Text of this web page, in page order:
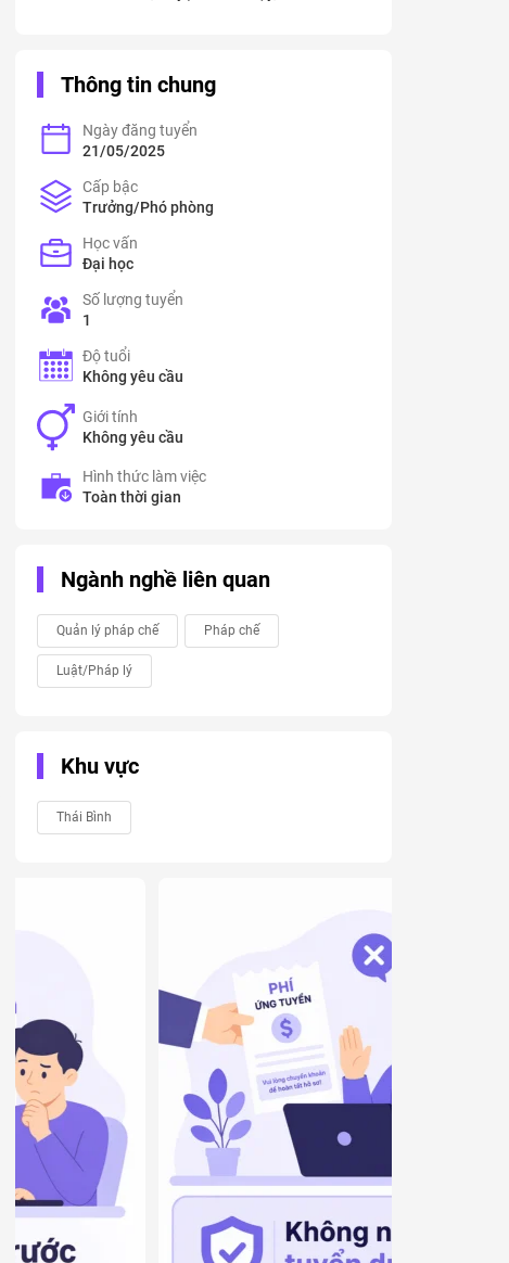
Thông tin chung
Ngày đăng tuyển
21/05/2025
Cấp bậc
Trưởng/Phó phòng
Học vấn
Đại học
Số lượng tuyển
1
Độ tuổi
Không yêu cầu
Giới tính
Không yêu cầu
Hình thức làm việc
Toàn thời gian
Ngành nghề liên quan
Quản lý pháp chế Pháp chế
Luật/Pháp lý
Khu vực
Thái Bình